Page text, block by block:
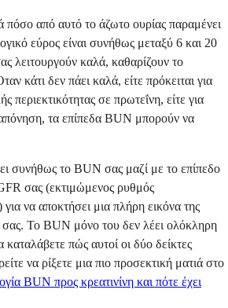
από αυτό το άζωτο ουρίας παραμένει
εύρος είναι συνήθως μεταξύ 6 και 20
λειτουργούν καλά, καθαρίζουν το
κάτι δεν πάει καλά, είτε πρόκειται για
περιεκτικότητας σε πρωτεΐνη, είτε για
τα επίπεδα BUN μπορούν να
συνήθως το BUN σας μαζί με το επίπεδο
σας (εκτιμώμενος ρυθμός
να αποκτήσει μια πλήρη εικόνα της
Το BUN μόνο του δεν λέει ολόκληρη
καταλάβετε πώς αυτοί οι δύο δείκτες
να ρίξετε μια πιο προσεκτική ματιά στο
BUN προς κρεατινίνη και πότε έχει